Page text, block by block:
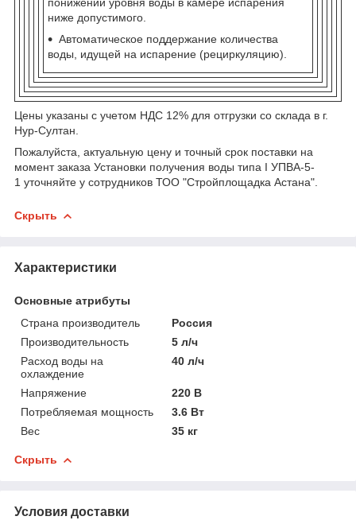
ниже допустимого.
Автоматическое поддержание количества
воды, идущей на испарение (рециркуляцию).
Цены указаны с учетом НДС 12% для отгрузки со склада в г.
Нур-Султан.
Пожалуйста, актуальную цену и точный срок поставки на
момент заказа Установки получения воды типа I УПВА-5-
1 уточняйте у сотрудников ТОО "Стройплощадка Астана".
Скрыть
Характеристики
Основные атрибуты
Страна производитель
Россия
Производительность
5 л/ч
Расход воды на
охлаждение
40 л/ч
Напряжение
220 В
Потребляемая мощность
3.6 Вт
Вес
35 кг
Скрыть
Условия доставки